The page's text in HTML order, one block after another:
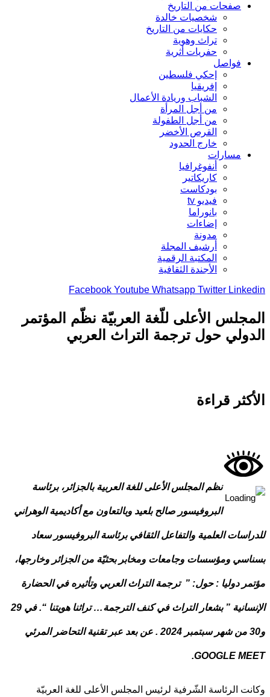
صفحات من التاريخ
شخصيات خالدة
حكايات من التاريخ
تراث وهوية
حفريات أثرية
فواصل
إحكي فلسطين
إفريقيا
الشباب وريادة الأعمال
من أجل المرأة
من أجل الطفولة
القرص الأخضر
خارج الحدود
مسارات
أنفوغرافيا
كاريكاتير
بودكاست
فيديو tv
بانوراما
إضاءات
مدونة
أرشيف المجلة
المكتبة الرقمية
الأجندة الثقافية
Facebook Youtube Whatsapp Twitter
الأعلى للّغة العربيّة نظّم المؤتمر
حول ترجمة التراث العربي
قراءة
نظم المجلس الأعلى للغة العربية بالجزائر، برئاسة
البروفيسور صالح بلعيد وبالتعاون مع أكاديمية الوهراني
العلمية والتفاعل الثقافي برئاسة البروفيسور سعاد
ومؤسسات وجامعات ومخابر بحثيّة من الجزائر وخارجها،
دوليا : حول: ” ترجمة التراث العربي وتأثيره في الحضارة
الإنسانية ” بشعار التراث في كنف الترجمة… تراثنا هويتنا “. في 29
و30 من شهر سبتمبر 2024 . عن بعد عبر تقنية التحاضر المرئي
GOOGLE
الرئاسة الشّرفية لرئيس المجلس الأعلى للغة العربيّة